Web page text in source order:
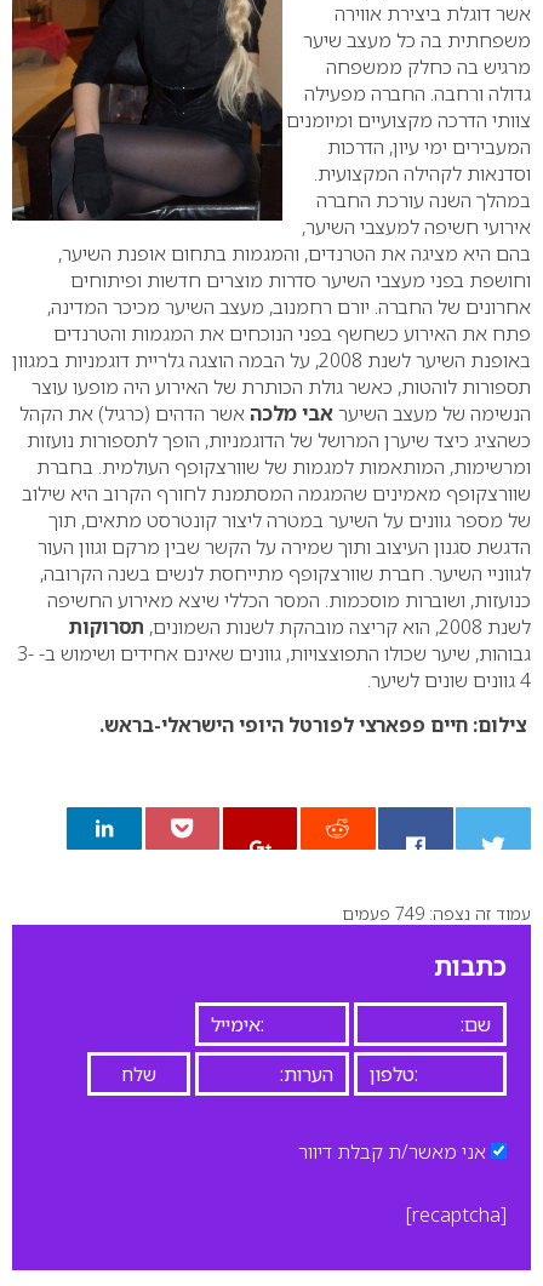
אשר דוגלת ביצירת אווירה
משפחתית בה כל מעצב שיער
מרגיש בה כחלק ממשפחה
גדולה ורחבה. החברה מפעילה
צוותי הדרכה מקצועיים ומיומנים
המעבירים ימי עיון, הדרכות
וסדנאות לקהילה המקצועית.
במהלך השנה עורכת החברה
אירועי חשיפה למעצבי השיער,
בהם היא מציגה את הטרנדים, והמגמות בתחום אופנת השיער,
וחושפת בפני מעצבי השיער סדרות מוצרים חדשות ופיתוחים
אחרונים של החברה. יורם רחמנוב, מעצב השיער מכיכר המדינה,
פתח את האירוע כשחשף בפני הנוכחים את המגמות והטרנדים
באופנת השיער לשנת 2008, על הבמה הוצגה גלריית דוגמניות במגוון
תספורות לוהטות, כאשר גולת הכותרת של האירוע היה מופעו עוצר
הנשימה של מעצב השיעראבי מלכהאשר הדהים (כרגיל) את הקהל
כשהציג כיצד שיערן המרושל של הדוגמניות, הופך לתספורות נועזות
ומרשימות, המותאמות למגמות של שוורצקופף העולמית. בחברת
שוורצקופף מאמינים שהמגמה המסתמנת לחורף הקרוב היא שילוב
של מספר גוונים על השיער במטרה ליצור קונטרסט מתאים, תוך
הדגשת סגנון העיצוב ותוך שמירה על הקשר שבין מרקם וגוון העור
לגווניי השיער. חברת שוורצקופף מתייחסת לנשים בשנה הקרובה,
כנועזות, ושוברות מוסכמות. המסר הכללי שיצא מאירוע החשיפה
לשנת 2008, הוא קריצה מובהקת לשנות השמונים,
תסרוקות
גבוהות, שיער שכולו התפוצצויות, גוונים שאינם אחידים ושימוש ב- 3-
4 גוונים שונים לשיער.
צילום: חיים פפארצי לפורטל היופי הישראלי-בראש.
0
עמוד זה נצפה: 749 פעמים
כתבות
אני מאשר/ת קבלת דיוור
[recaptcha]